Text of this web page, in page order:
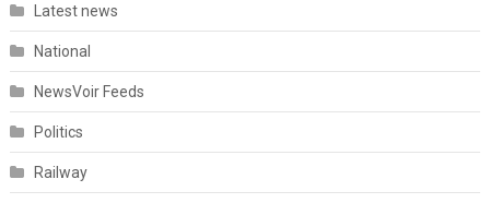
Latest news
National
NewsVoir Feeds
Politics
Railway